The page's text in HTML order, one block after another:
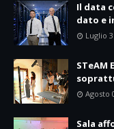
Il data
dato e
Luglio
STeAM
Agosto
Sala